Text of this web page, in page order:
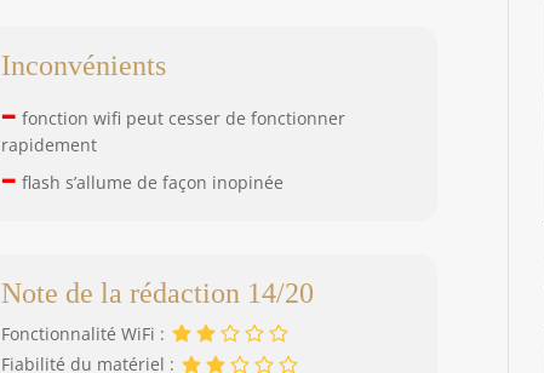
Inconvénients
– fonction wifi peut cesser de fonctionner
rapidement
– flash s’allume de façon inopinée
Note de la rédaction 14/20
Fonctionnalité WiFi :
Fiabilité du matériel :